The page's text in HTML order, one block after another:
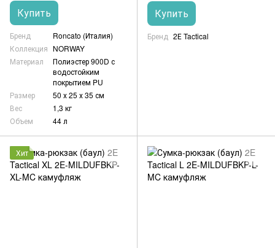
Купить
Бренд
Roncato (Италия)
Коллекция NORWAY
Материал
Полиэстер 900D с
водостойким
покрытием PU
Размер
50 х 25 х 35 см
Вес
1,3 кг
Объем
44 л
Купить
Бренд 2Е Tactical
Хит